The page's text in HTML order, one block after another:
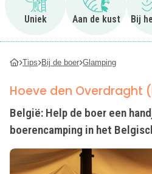
Uniek
Ga naar Uniek
Aan de kust
Ga naar Aan
Bij
Tips Bij de boer Glamping
Hoeve den Overdraght
België: Help de boer een
boerencamping in het